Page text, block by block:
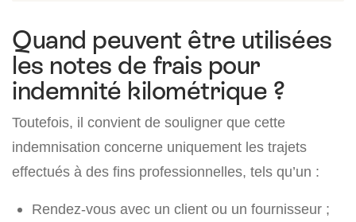
Quand peuvent être utilisées
les notes de frais pour
indemnité kilométrique ?
Toutefois, il convient de souligner que cette
indemnisation concerne uniquement les trajets
effectués à des fins professionnelles, tels qu’un :
Rendez-vous avec un client ou un fournisseur ;